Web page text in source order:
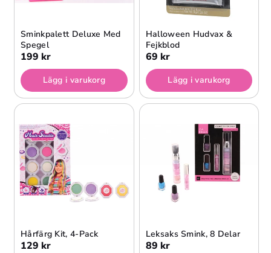
Sminkpalett Deluxe Med
Spegel
199 kr
Lägg i varukorg
Halloween Hudvax &
Fejkblod
69 kr
Lägg i varukorg
Hårfärg Kit, 4-Pack
129 kr
Leksaks Smink, 8 Delar
89 kr